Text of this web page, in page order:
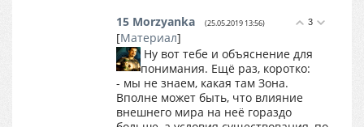
3
15 Morzyanka (25.05.2019 13:56)
[Материал]
Ну вот тебе и объяснение для
понимания. Ещё раз, коротко:
- мы не знаем, какая там Зона.
Вполне может быть, что влияние
внешнего мира на неё гораздо